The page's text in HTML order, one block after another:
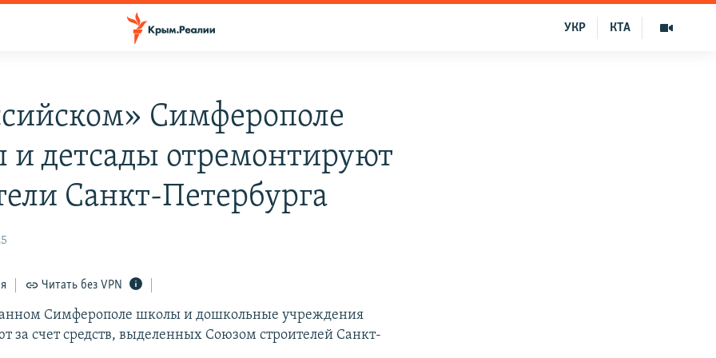
КТА
УКР
Симферополе
детсады отремонтируют
Санкт-Петербурга
Читать без VPN
Симферополе школы и дошкольные учреждения
за счет средств, выделенных Союзом строителей Санкт-